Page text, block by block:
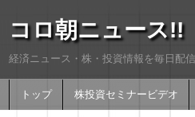
コロ朝ニュース!!
経済ニュース・株・投資情報を毎日配
トップ 株投資セミナービデオ